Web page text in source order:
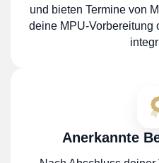
und bieten Termine von
deine MPU-Vorbereitung
Anerkannte